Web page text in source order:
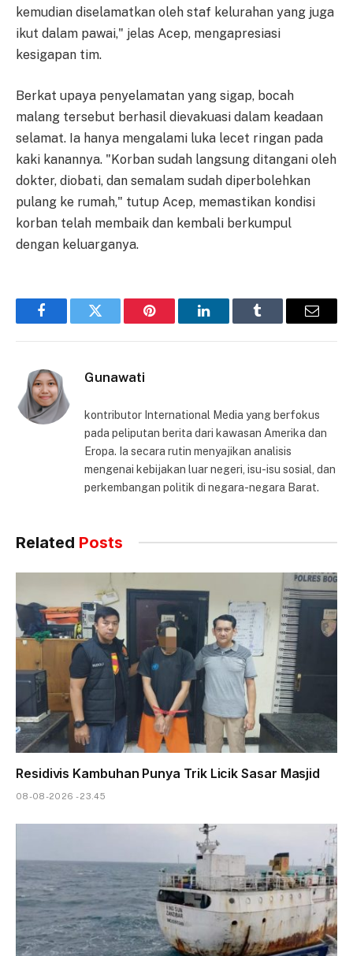
kemudian diselamatkan oleh staf kelurahan yang juga
ikut dalam pawai," jelas Acep, mengapresiasi
kesigapan tim.
Berkat upaya penyelamatan yang sigap, bocah
malang tersebut berhasil dievakuasi dalam keadaan
selamat. Ia hanya mengalami luka lecet ringan pada
kaki kanannya. "Korban sudah langsung ditangani oleh
dokter, diobati, dan semalam sudah diperbolehkan
pulang ke rumah," tutup Acep, memastikan kondisi
korban telah membaik dan kembali berkumpul
dengan keluarganya.
FacebookTwitter Pinterest LinkedInTumblr Email
Gunawati
kontributor International Media yang berfokus
pada peliputan berita dari kawasan Amerika dan
Eropa. Ia secara rutin menyajikan analisis
mengenai kebijakan luar negeri, isu-isu sosial, dan
perkembangan politik di negara-negara Barat.
Related Posts
Residivis Kambuhan Punya Trik Licik Sasar Masjid
08-08-2026 - 23.45